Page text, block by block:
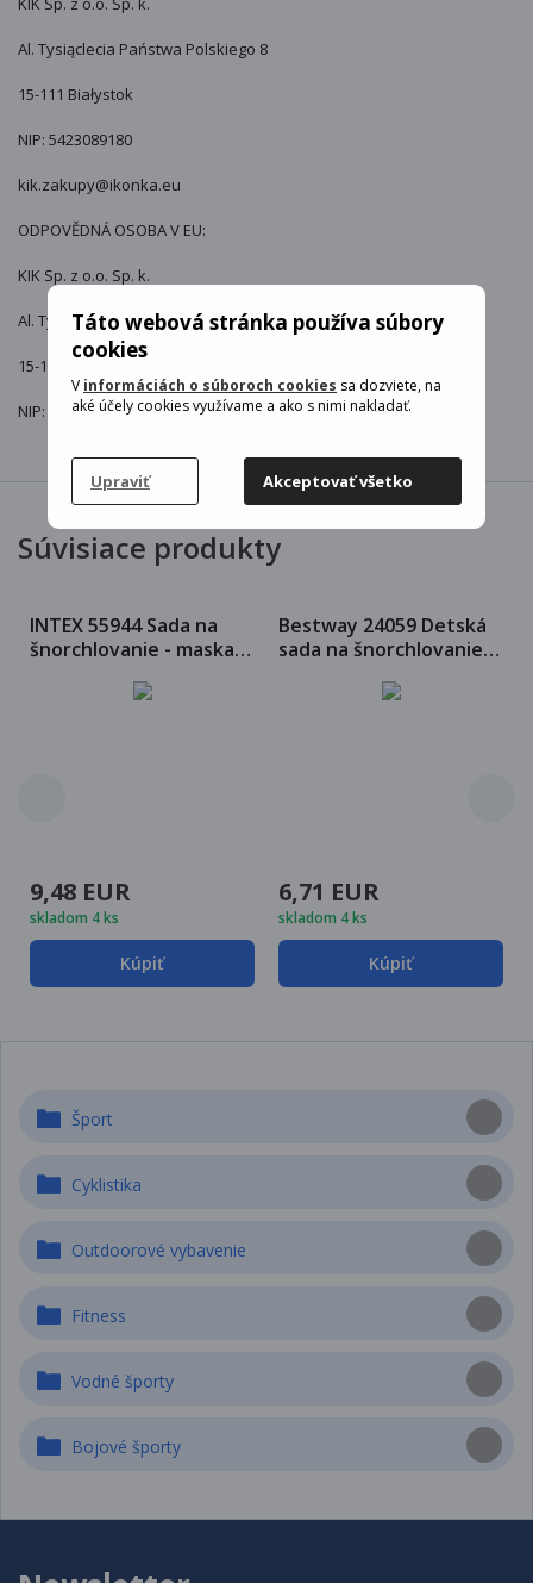
Táto webová stránka používa súbory
cookies
V informáciách o súboroch cookies sa dozviete, na
aké účely cookies využívame a ako s nimi nakladať.
Upraviť Akceptovať všetko
Al. Tysiąclecia Państwa Polskiego 8
15-111 Białystok
NIP: 5423089180
kik.zakupy@ikonka.eu
ODPOVĚDNÁ OSOBA V EU:
KIK Sp. z o.o. Sp. k.
Al. Tysiąclecia Państwa Polskiego 8
15-111 Białystok
NIP: 5423089180
Súvisiace produkty
INTEX 55944 Sada na
šnorchlovanie - maska +
9,48 EUR
skladom 4 ks
Kúpiť
Bestway 24059 Detská
sada na šnorchlovanie
6,71 EUR
skladom 4 ks
Kúpiť
Šport
Cyklistika
Outdoorové vybavenie
Fitness
Vodné športy
Bojové športy